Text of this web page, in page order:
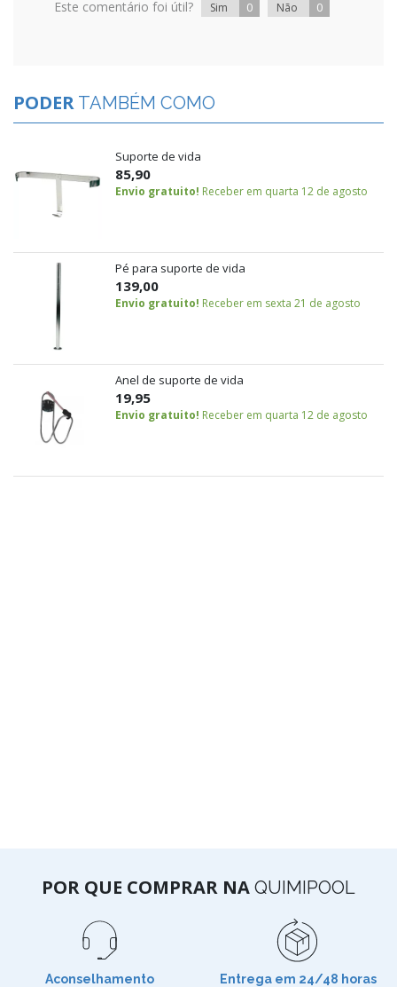
Este comentário foi útil? Sim 0 Não 0
PODER TAMBÉM COMO
Suporte de vida
85,90
Envio gratuito! Receber em quarta 12 de agosto
Pé para suporte de vida
139,00
Envio gratuito! Receber em sexta 21 de agosto
Anel de suporte de vida
19,95
Envio gratuito! Receber em quarta 12 de agosto
POR QUE COMPRAR NA QUIMIPOOL
Aconselhamento
Entrega em 24/48 horas